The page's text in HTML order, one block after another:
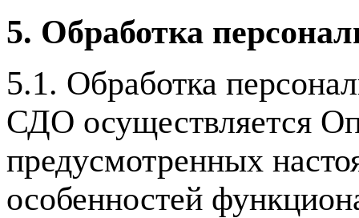
5. Обработка
5.1. Обработка
СДО осуществляется
предусмотренных
особенностей